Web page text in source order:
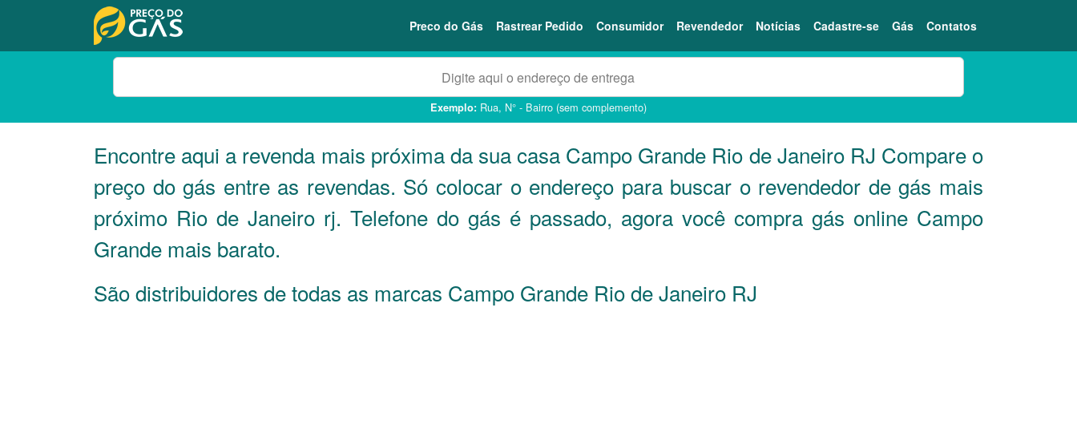
Preco do Gás Rastrear Pedido Consumidor Revendedor Notícias Cadastre-se Gás Contatos
Exemplo: Rua, N° - Bairro (sem complemento)
Encontre aqui a revenda mais próxima da sua casa Campo Grande Rio de Janeiro RJ Compare o
preço do gás entre as revendas. Só colocar o endereço para buscar o revendedor de gás mais
próximo Rio de Janeiro rj. Telefone do gás é passado, agora você compra gás online Campo
Grande mais barato.
São distribuidores de todas as marcas Campo Grande Rio de Janeiro RJ